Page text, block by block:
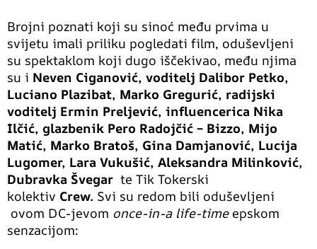
Brojni poznati koji su sinoć među prvima u
svijetu imali priliku pogledati film, oduševljeni
su spektaklom koji dugo iščekivao, među njima
su i Neven Ciganović, voditelj Dalibor Petko,
Luciano Plazibat, Marko Gregurić, radijski
voditelj Ermin Preljević, influencerica Nika
Ilčić, glazbenik Pero Radojčić – Bizzo, Mijo
Matić, Marko Bratoš, Gina Damjanović, Lucija
Lugomer, Lara Vukušić, Aleksandra Milinković,
Dubravka Švegar te Tik Tokerski
kolektiv Crew. Svi su redom bili oduševljeni
ovom DC-jevom once-in-a life-timeepskom
senzacijom: